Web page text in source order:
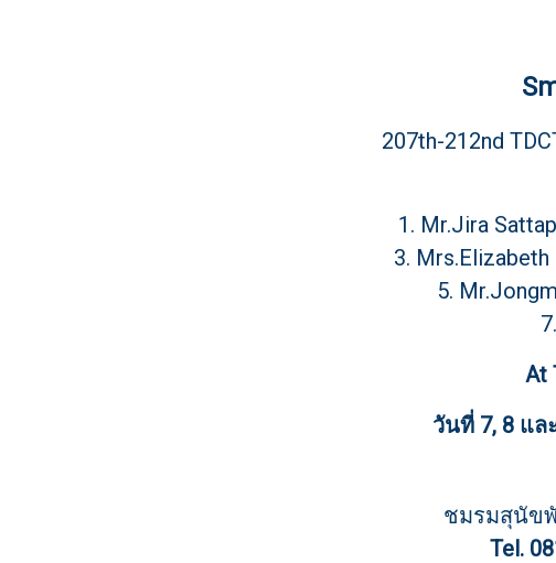
207th-212nd
1. Mr.Jira
3.
5.
At
วันที่ 7, 8 แ
ชมรมสุนัขพั
Tel.